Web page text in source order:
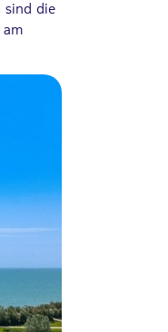
sind die